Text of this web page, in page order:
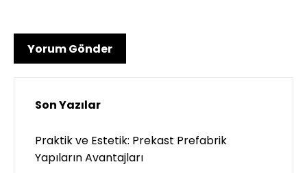
Son Yazılar
Praktik ve Estetik: Prekast Prefabrik
Yapıların Avantajları